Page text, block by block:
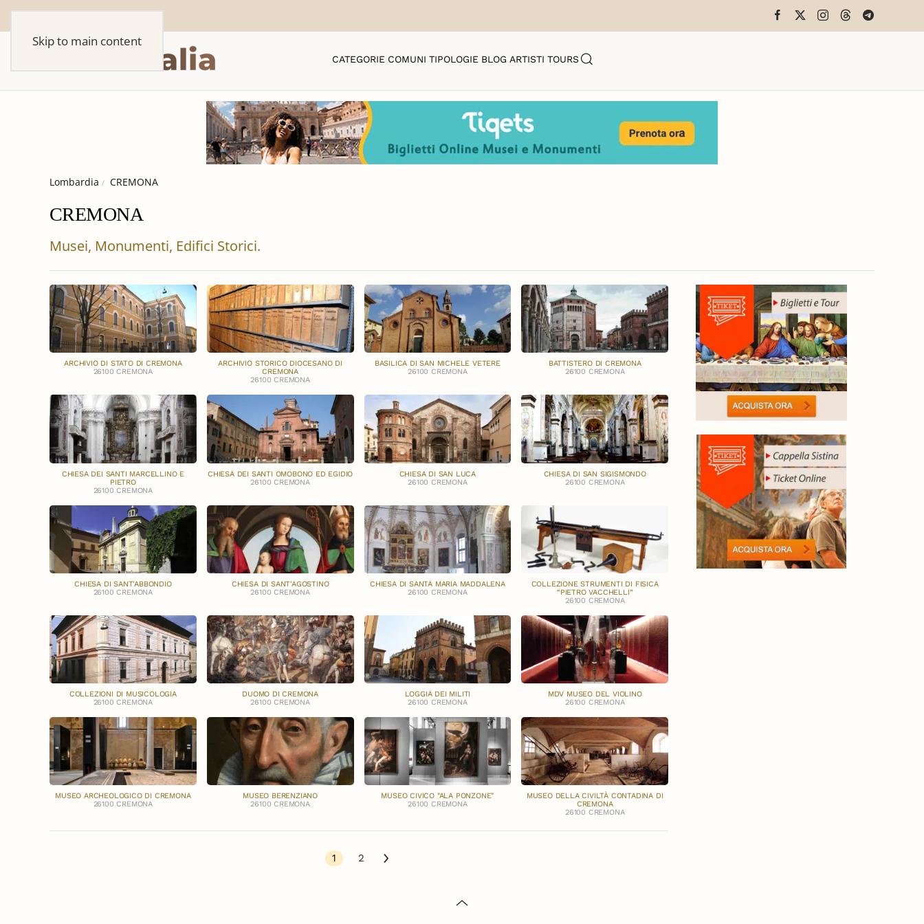
Skip to main content
CATEGORIE COMUNI TIPOLOGIE BLOG ARTISTI TOURS
Lombardia CREMONA
CREMONA
Musei, Monumenti, Edifici Storici.
ARCHIVIO DI STATO DI CREMONA
26100 CREMONA
ARCHIVIO STORICO DIOCESANO DI
CREMONA
26100 CREMONA
BASILICA DI SAN MICHELE VETERE
26100 CREMONA
BATTISTERO DI CREMONA
26100 CREMONA
CHIESA DEI SANTI MARCELLINO E
PIETRO
26100 CREMONA
CHIESA DEI SANTI OMOBONO ED EGIDIO
26100 CREMONA
CHIESA DI SAN LUCA
26100 CREMONA
CHIESA DI SAN SIGISMONDO
26100 CREMONA
CHIESA DI SANT'ABBONDIO
26100 CREMONA
CHIESA DI SANT'AGOSTINO
26100 CREMONA
CHIESA DI SANTA MARIA MADDALENA
26100 CREMONA
COLLEZIONE STRUMENTI DI FISICA
“PIETRO VACCHELLI”
26100 CREMONA
COLLEZIONI DI MUSICOLOGIA
26100 CREMONA
DUOMO DI CREMONA
26100 CREMONA
LOGGIA DEI MILITI
26100 CREMONA
MDV MUSEO DEL VIOLINO
26100 CREMONA
MUSEO ARCHEOLOGICO DI CREMONA
26100 CREMONA
MUSEO BERENZIANO
26100 CREMONA
MUSEO CIVICO "ALA PONZONE"
26100 CREMONA
MUSEO DELLA CIVILTÀ CONTADINA DI
CREMONA
26100 CREMONA
1 2